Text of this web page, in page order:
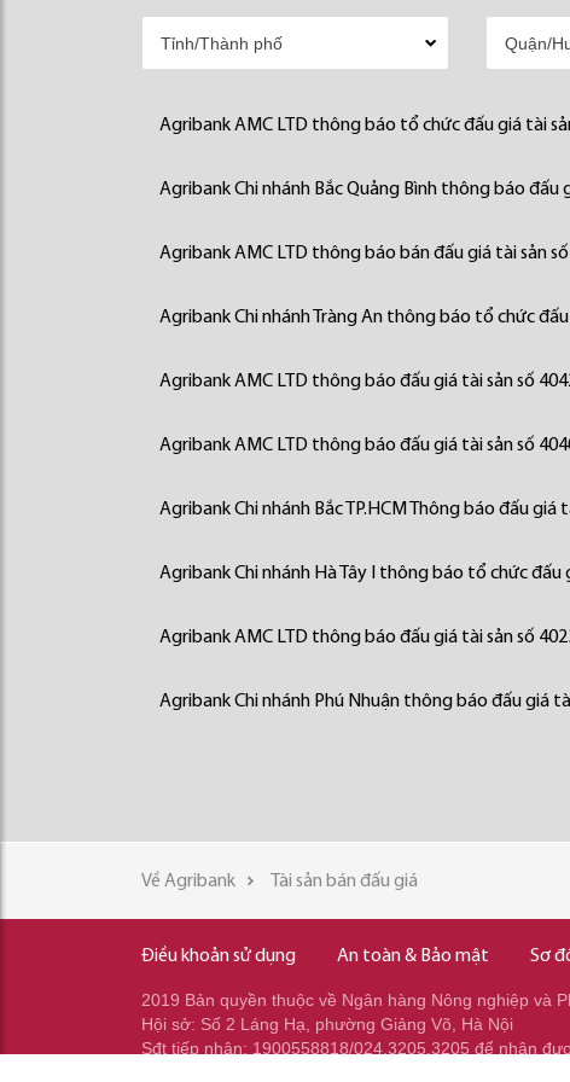
Agribank AMC LTD thông báo tổ chức đấu giá tài
Agribank Chi nhánh Bắc Quảng Bình thông báo đấu
Agribank AMC LTD thông báo bán đấu giá tài sản
Agribank Chi nhánh Tràng An thông báo tổ chức
Agribank AMC LTD thông báo đấu giá tài sản số
Agribank AMC LTD thông báo đấu giá tài sản số
Agribank Chi nhánh Bắc TP.HCM Thông báo đấu giá
Agribank Chi nhánh Hà Tây I thông báo tổ chức đấu
Agribank AMC LTD thông báo đấu giá tài sản số
Agribank Chi nhánh Phú Nhuận thông báo đấu giá
Về Agribank Tài sản bán đấu giá
Điều khoản sử dụng An toàn & Bảo mật Sơ
2019 Bản quyền thuộc về Ngân hàng Nông nghiệp và
Hội sở: Số 2 Láng Hạ, phường Giảng Võ, Hà Nội
Sđt tiếp nhận: 1900558818/024.3205.3205 để nhận